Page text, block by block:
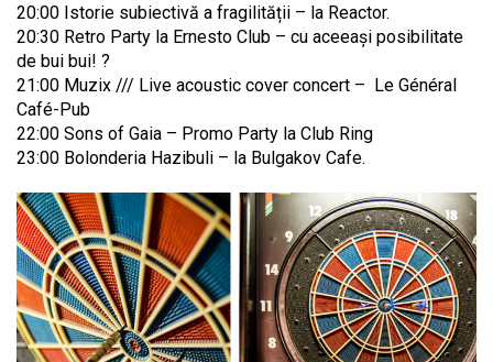
20:00 Istorie subiectivă a fragilității – la Reactor.
20:30 Retro Party la Ernesto Club – cu aceeași posibilitate
de bui bui! ?
21:00 Muzix /// Live acoustic cover concert – Le Général
Café-Pub
22:00 Sons of Gaia – Promo Party la Club Ring
23:00 Bolonderia Hazibuli – la Bulgakov Cafe.